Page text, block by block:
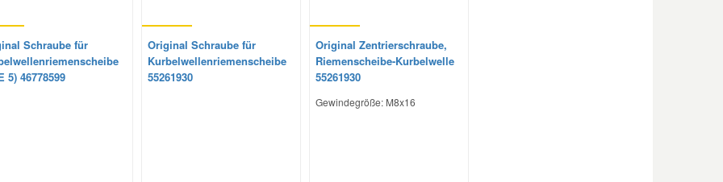
Schraube für
5) 46778599
Original Schraube für
Kurbelwellenriemenscheibe
55261930
Original Zentrierschraube,
Riemenscheibe-Kurbelwelle
55261930
Gewindegröße: M8x16